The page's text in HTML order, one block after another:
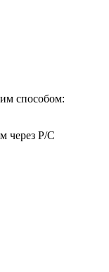
способом:
через Р/С